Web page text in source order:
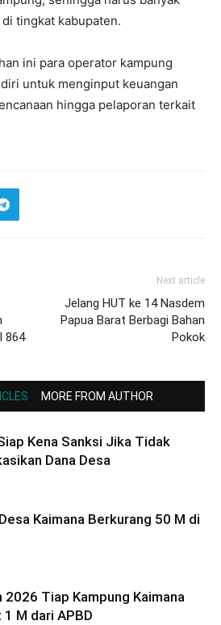
tingkat kabupaten.
ini para operator kampung
untuk menginput keuangan
hingga pelaporan terkait
864
Next article
Jelang HUT ke 14 Nasdem
Papua Barat Berbagi Bahan
Pokok
MORE FROM AUTHOR
Kena Sanksi Jika Tidak
Dana Desa
Kaimana Berkurang 50 M di
2026 Tiap Kampung Kaimana
1 M dari APBD